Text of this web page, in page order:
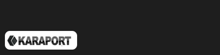
Ahşap testereleri, kesim işlemlerinin yanı sıra
şekillendirme işlemleri için de kullanılabilir. Özel olarak